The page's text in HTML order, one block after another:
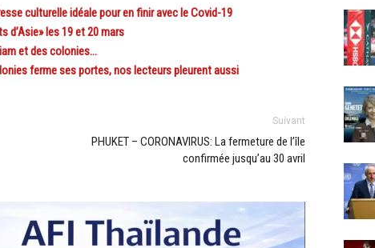
culturelle idéale pour en finir avec le Covid-19
d’Asie» les 19 et 20 mars
et des colonies…
ferme ses portes, nos lecteurs pleurent aussi
Suivant
PHUKET – CORONAVIRUS: La fermeture de l’île
confirmée jusqu’au 30 avril